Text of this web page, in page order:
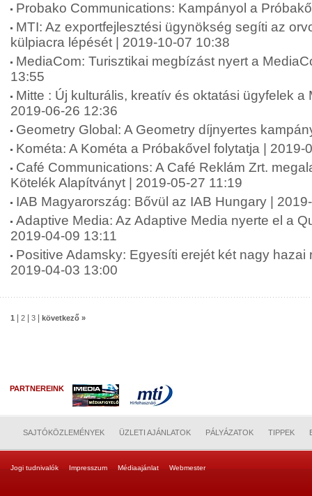
Probako Communications: Kampányol a
MTI: Az exportfejlesztési ügynökség segíti az
külpiacra lépését | 2019-10-07 10:38
MediaCom: Turisztikai megbízást nyert a
13:55
Mitte : Új kulturális, kreatív és oktatási ügyfelek a
2019-06-26 12:36
Geometry Global: A Geometry díjnyertes
Kométa: A Kométa a Próbakővel folytatja | 2019-
Café Communications: A Café Reklám Zrt.
Kötelék Alapítványt | 2019-05-27 11:19
IAB Magyarország: Bővül az IAB Hungary |
Adaptive Media: Az Adaptive Media nyerte el a
2019-04-09 13:11
Positive Adamsky: Egyesíti erejét két nagy hazai
2019-04-03 13:00
1 2 3 következő »
PARTNEREINK
SAJTÓKÖZLEMÉNYEK ÜZLETI AJÁNLATOK PÁLYÁZATOK TIPPEK
Jogi tudnivalók Impresszum Médiaajánlat Webmester